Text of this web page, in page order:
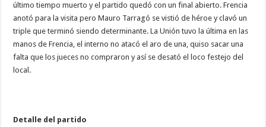
último tiempo muerto y el partido quedó con un final abierto. Frencia
anotó para la visita pero Mauro Tarragó se vistió de héroe y clavó un
triple que terminó siendo determinante. La Unión tuvo la última en las
manos de Frencia, el interno no atacó el aro de una, quiso sacar una
falta que los jueces no compraron y así se desató el loco festejo del
local.
Detalle del partido